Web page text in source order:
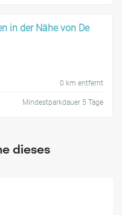
in der Nähe von De
0 km entfernt
Mindestparkdauer 5 Tage
dieses